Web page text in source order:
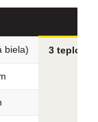
biela) 3 teploty